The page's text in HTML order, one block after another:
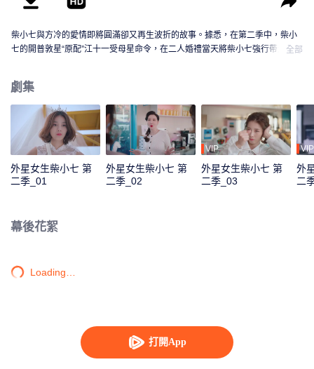
打開App
柴小七與方冷的愛情即將圓滿卻又再生波折的故事。據悉，在第二季中，柴小
七的開普敦星“原配”江十一受母星命令，在二人婚禮當天將柴小七強行帶走，並
全部
劇集
外星女生柴小七 第
二季_01
外星女生柴小七 第
二季_02
VIP
外星女生柴小七 第
二季_03
VIP
外
二
幕後花絮
Loading…